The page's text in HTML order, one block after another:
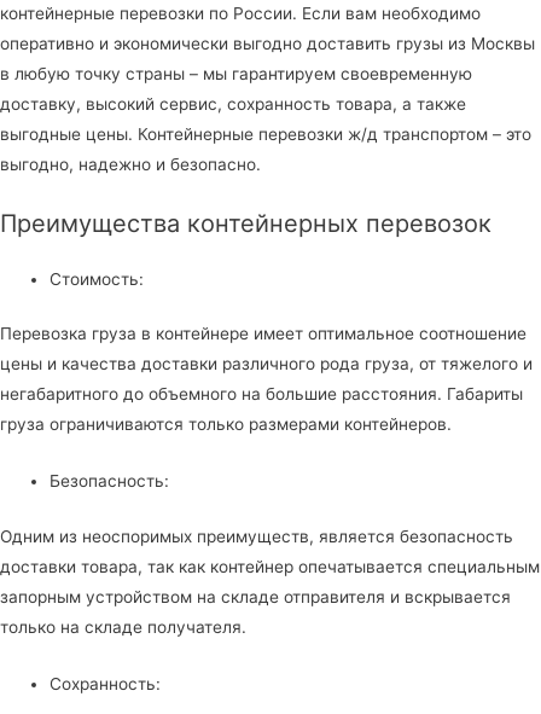
контейнерные перевозки по России. Если вам необходимо
оперативно и экономически выгодно доставить грузы из Москвы
в любую точку страны – мы гарантируем своевременную
доставку, высокий сервис, сохранность товара, а также
выгодные цены. Контейнерные перевозки ж/д транспортом – это
выгодно, надежно и безопасно.
Преимущества контейнерных перевозок
Стоимость:
Перевозка груза в контейнере имеет оптимальное соотношение
цены и качества доставки различного рода груза, от тяжелого и
негабаритного до объемного на большие расстояния. Габариты
груза ограничиваются только размерами контейнеров.
Безопасность:
Одним из неоспоримых преимуществ, является безопасность
доставки товара, так как контейнер опечатывается специальным
запорным устройством на складе отправителя и вскрывается
только на складе получателя.
Сохранность: